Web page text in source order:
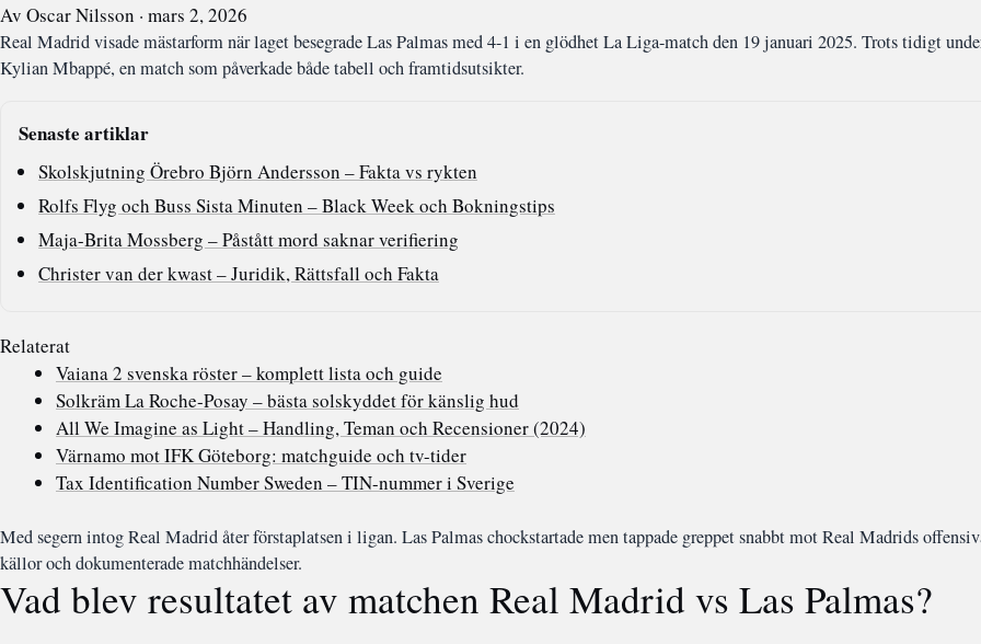
Av Oscar Nilsson · mars 2, 2026
Real Madrid visade mästarform när laget besegrade Las Palmas med 4-1 i en glödhet La Liga-match den 19 januari 2025. Trots tidigt
Kylian Mbappé, en match som påverkade både tabell och framtidsutsikter.
Senaste artiklar
Skolskjutning Örebro Björn Andersson – Fakta vs rykten
Rolfs Flyg och Buss Sista Minuten – Black Week och Bokningstips
Maja-Brita Mossberg – Påstått mord saknar verifiering
Christer van der kwast – Juridik, Rättsfall och Fakta
Relaterat
Vaiana 2 svenska röster – komplett lista och guide
Solkräm La Roche-Posay – bästa solskyddet för känslig hud
All We Imagine as Light – Handling, Teman och Recensioner (2024)
Värnamo mot IFK Göteborg: matchguide och tv-tider
Tax Identification Number Sweden – TIN-nummer i Sverige
Med segern intog Real Madrid åter förstaplatsen i ligan. Las Palmas chockstartade men tappade greppet snabbt mot Real Madrids
källor och dokumenterade matchhändelser.
Vad blev resultatet av matchen Real Madrid vs Las Palmas?